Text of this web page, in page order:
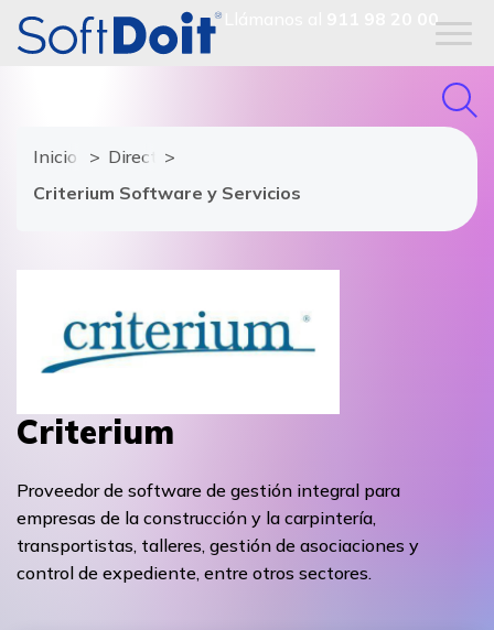
911 98 20 00
Inicio
Directorio de proveedores
Criterium Software y Servicios
Criterium
Proveedor de software de gestión integral para
empresas de la construcción y la carpintería,
transportistas, talleres, gestión de asociaciones y
control de expediente, entre otros sectores.